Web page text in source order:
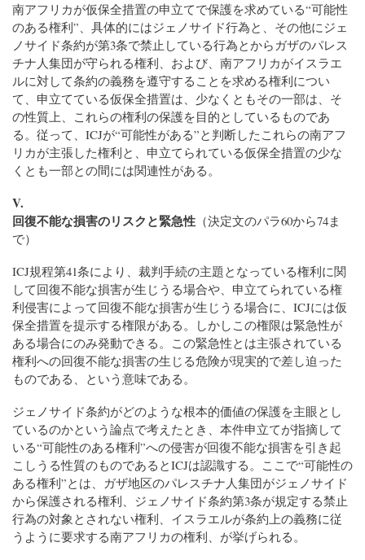
南アフリカが仮保全措置の申立てで保護を求めている“可能性
のある権利”、具体的にはジェノサイド行為と、その他にジェ
ノサイド条約が第3条で禁止している行為とからガザのパレス
チナ人集団が守られる権利、および、南アフリカがイスラエ
ルに対して条約の義務を遵守することを求める権利につい
て、申立てている仮保全措置は、少なくともその一部は、そ
の性質上、これらの権利の保護を目的としているものであ
る。従って、ICJが“可能性がある”と判断したこれらの南アフ
リカが主張した権利と、申立てられている仮保全措置の少な
くとも一部との間には関連性がある。
V.
回復不能な損害のリスクと緊急性 （決定文のパラ60から74ま
で）
ICJ規程第41条により、裁判手続の主題となっている権利に関
して回復不能な損害が生じうる場合や、申立てられている権
利侵害によって回復不能な損害が生じうる場合に、ICJには仮
保全措置を提示する権限がある。しかしこの権限は緊急性が
ある場合にのみ発動できる。この緊急性とは主張されている
権利への回復不能な損害の生じる危険が現実的で差し迫った
ものである、という意味である。
ジェノサイド条約がどのような根本的価値の保護を主眼とし
ているのかという論点で考えたとき、本件申立てが指摘して
いる“可能性のある権利”への侵害が回復不能な損害を引き起
こしうる性質のものであるとICJは認識する。ここで“可能性の
ある権利”とは、ガザ地区のパレスチナ人集団がジェノサイド
から保護される権利、ジェノサイド条約第3条が規定する禁止
行為の対象とされない権利、イスラエルが条約上の義務に従
うように要求する南アフリカの権利、が挙げられる。